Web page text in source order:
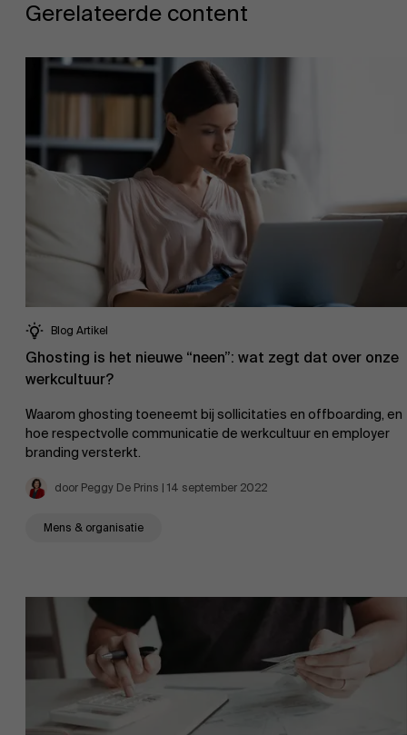
Ontdek onze faculty
Onderzoek
Over Antwerp Management School
Duurzaamheid op AMS
Evenementen
Werken bij AMS
Gerelateerde content
Blog Artikel
Ghosting is het nieuwe “neen”: wat zegt dat over onze
werkcultuur?
Waarom ghosting toeneemt bij sollicitaties en offboarding, en
hoe respectvolle communicatie de werkcultuur en employer
branding versterkt.
door Peggy De Prins | 14 september 2022
Mens & organisatie